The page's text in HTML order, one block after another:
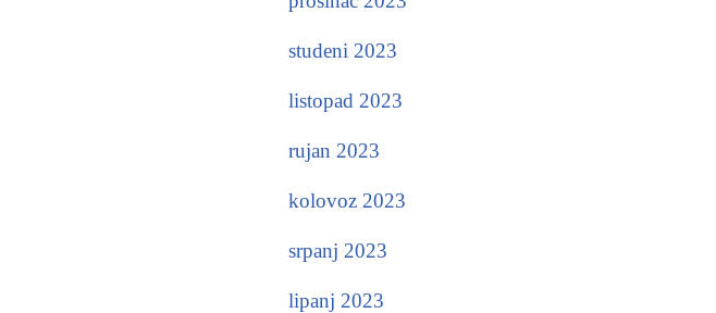
studeni 2023
listopad 2023
rujan 2023
kolovoz 2023
srpanj 2023
lipanj 2023